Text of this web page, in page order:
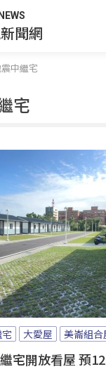
聞網
中繼宅
宅
大愛屋 美崙組合
宅開放看屋 預